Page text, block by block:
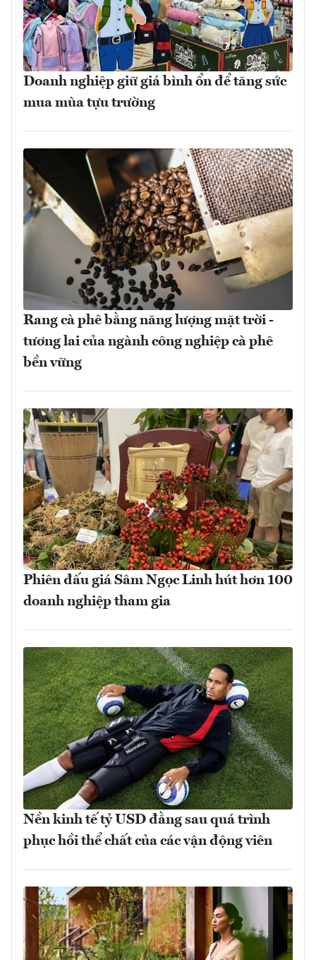
Doanh nghiệp giữ giá bình ổn để tăng sức
mua mùa tựu trường
Rang cà phê bằng năng lượng mặt trời -
tương lai của ngành công nghiệp cà phê
bền vững
Phiên đấu giá Sâm Ngọc Linh hút hơn 100
doanh nghiệp tham gia
Nền kinh tế tỷ USD đằng sau quá trình
phục hồi thể chất của các vận động viên